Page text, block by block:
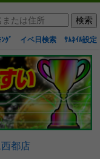
ｸﾞ イベ日検索 ｻﾑﾈｲﾙ設定
都店